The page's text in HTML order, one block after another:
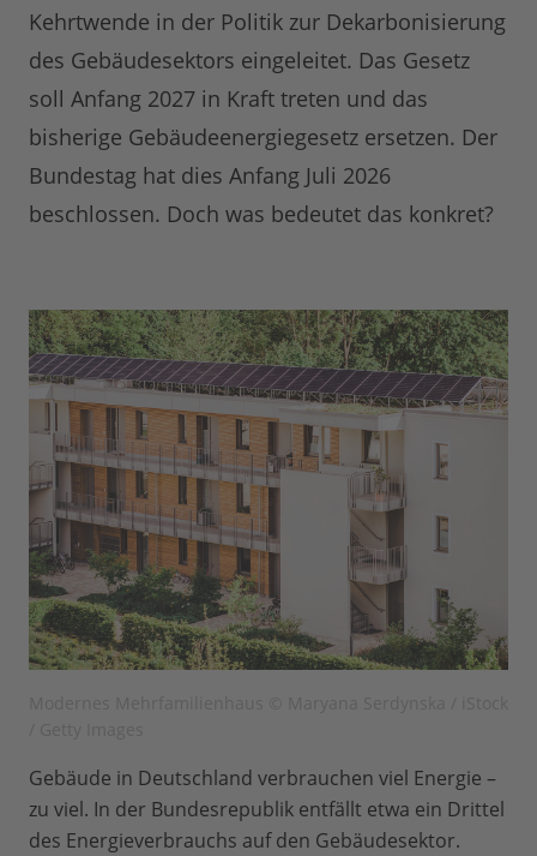
Kehrtwende in der Politik zur Dekarbonisierung
des Gebäudesektors eingeleitet. Das Gesetz
soll Anfang 2027 in Kraft treten und das
bisherige Gebäudeenergiegesetz ersetzen. Der
Bundestag hat dies Anfang Juli 2026
beschlossen. Doch was bedeutet das konkret?
Gebäude in Deutschland verbrauchen viel Energie –
zu viel. In der Bundesrepublik entfällt etwa ein Drittel
des Energieverbrauchs auf den Gebäudesektor.